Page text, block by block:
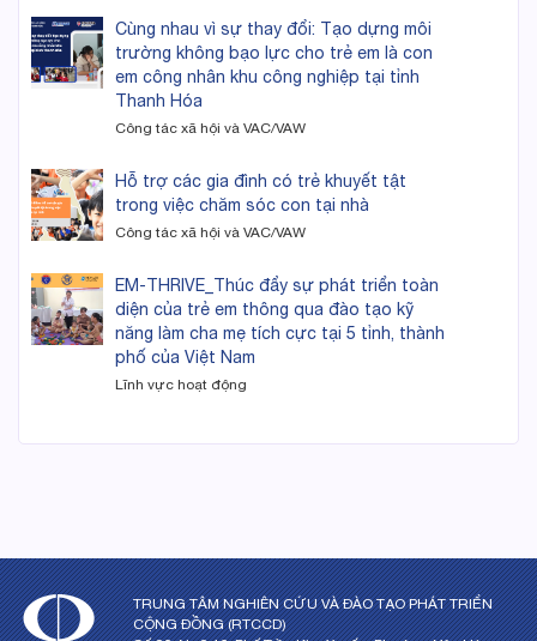
Cùng nhau vì sự thay đổi: Tạo dựng môi
trường không bạo lực cho trẻ em là con
em công nhân khu công nghiệp tại tỉnh
Thanh Hóa
Công tác xã hội và VAC/VAW
Hỗ trợ các gia đình có trẻ khuyết tật
trong việc chăm sóc con tại nhà
Công tác xã hội và VAC/VAW
EM-THRIVE_Thúc đẩy sự phát triển toàn
diện của trẻ em thông qua đào tạo kỹ
năng làm cha mẹ tích cực tại 5 tỉnh, thành
phố của Việt Nam
Lĩnh vực hoạt động
TRUNG TÂM NGHIÊN CỨU VÀ ĐÀO TẠO PHÁT TRIỂN
CỘNG ĐỒNG (RTCCD)